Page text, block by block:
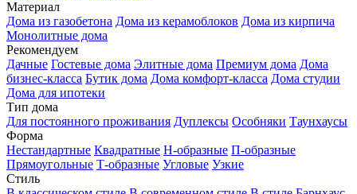
Материал
Дома из газобетона Дома из керамоблоков Дома из кирпича
Монолитные дома
Рекомендуем
Дачные Гостевые дома Элитные дома Премиум дома Дома
бизнес-класса Бутик дома Дома комфорт-класса Дома студии
Дома для ипотеки
Тип дома
Для постоянного проживания Дуплексы Особняки Таунхаусы
Форма
Нестандартные Квадратные Н-образные П-образные
Прямоугольные Т-образные Угловые Узкие
Стиль